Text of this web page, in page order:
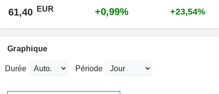
61,40 EUR +0,99% +23,54%
Graphique
Durée Période